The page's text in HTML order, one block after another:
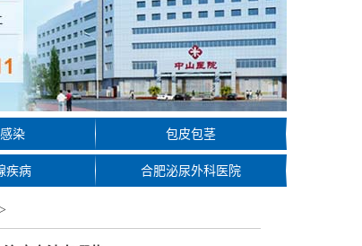
染 包皮包茎
疾病 合肥泌尿外科医院
>